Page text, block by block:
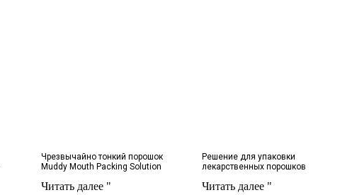
Чрезвычайно тонкий порошок
Muddy Mouth Packing Solution
Читать далее "
Решение для упаковки
лекарственных порошков
Читать далее "